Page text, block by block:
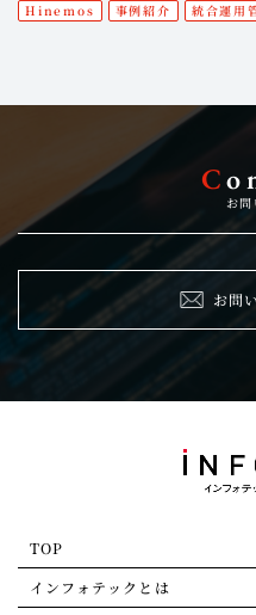
Hinemos 事例紹介 統合運用
C
お問
お問
TOP
インフォテックとは